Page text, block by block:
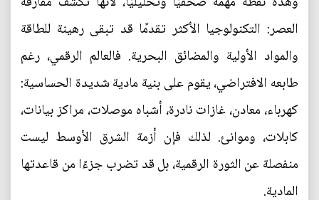
العصر: التكنولوجيا الأكثر تقدمًا قد تبقى رهينة للطاقة
والمواد الأولية والمضائق البحرية. فالعالم الرقمي، رغم
طابعه الافتراضي، يقوم على بنية مادية شديدة الحساسية:
كهرباء، معادن، غازات نادرة، أشباه موصلات، مراكز بيانات،
كابلات، وموانئ. لذلك فإن أزمة الشرق الأوسط ليست
منفصلة عن الثورة الرقمية، بل قد تضرب جزءًا من قاعدتها
المادية.